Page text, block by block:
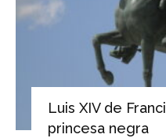
Luis XIV de
princesa negra